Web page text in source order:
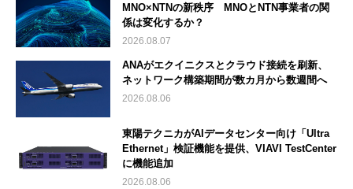
MNO×NTNの新秩序 MNOとNTN事業者の関
係は変化するか？
2026.08.07
ANAがエクイニクスとクラウド接続を刷新、
ネットワーク構築期間が数カ月から数週間へ
2026.08.06
東陽テクニカがAIデータセンター向け「Ultra
Ethernet」検証機能を提供、VIAVI TestCenter
に機能追加
2026.08.06